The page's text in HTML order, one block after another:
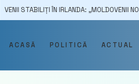
IRLANDA: „MOLDOVENII NOȘTRI SUNT
ACASĂ POLITICĂ ACTUAL